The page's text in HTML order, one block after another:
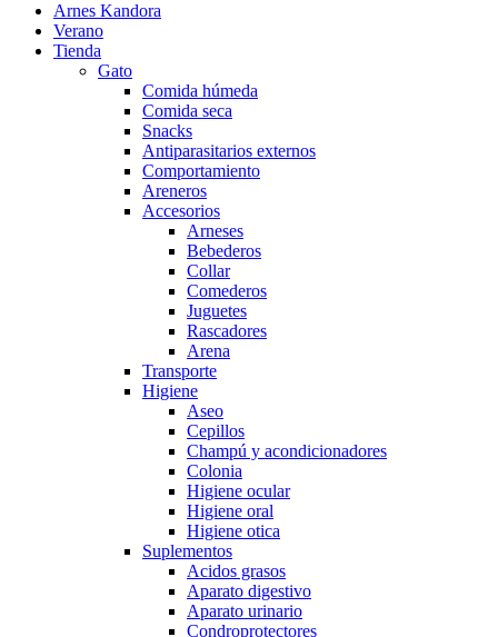
Arnes Kandora
Verano
Tienda
Gato
Comida húmeda
Comida seca
Snacks
Antiparasitarios externos
Comportamiento
Areneros
Accesorios
Arneses
Bebederos
Collar
Comederos
Juguetes
Rascadores
Arena
Transporte
Higiene
Aseo
Cepillos
Champú y acondicionadores
Colonia
Higiene ocular
Higiene oral
Higiene otica
Suplementos
Acidos grasos
Aparato digestivo
Aparato urinario
Condroprotectores